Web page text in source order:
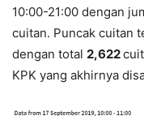
10:00-21:00 dengan
cuitan. Puncak cuitan
dengan total 2,622
KPK yang akhirnya